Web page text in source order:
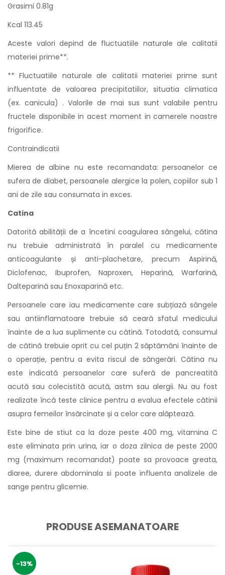
Grasimi 0.81g
Kcal 113.45
Aceste valori depind de fluctuatiile naturale ale calitatii
materiei prime**.
** Fluctuatiile naturale ale calitatii materiei prime sunt
influentate de valoarea precipitatiilor, situatia climatica
(ex. canicula) . Valorile de mai sus sunt valabile pentru
fructele disponibile in acest moment in camerele noastre
frigorifice.
Contraindicatii
Mierea de albine nu este recomandata: persoanelor ce
sufera de diabet, persoanele alergice la polen, copiilor sub 1
ani de zile sau consumata in exces.
Catina
Datorită abilității de a încetini coagularea sângelui, cătina
nu trebuie administrată în paralel cu medicamente
anticoagulante și anti-plachetare, precum Aspirină,
Diclofenac, Ibuprofen, Naproxen, Heparină, Warfarină,
Dalteparină sau Enoxaparină etc.
Persoanele care iau medicamente care subțiază sângele
sau antiinflamatoare trebuie să ceară sfatul medicului
înainte de a lua suplimente cu cătină. Totodată, consumul
de cătină trebuie oprit cu cel puțin 2 săptămâni înainte de
o operație, pentru a evita riscul de sângerări. Cătina nu
este indicată persoanelor care suferă de pancreatită
acută sau colecistită acută, astm sau alergii. Nu au fost
realizate încă teste clinice pentru a evalua efectele cătinii
asupra femeilor însărcinate și a celor care alăptează.
Este bine de stiut ca la doze peste 400 mg, vitamina C
este eliminata prin urina, iar o doza zilnica de peste 2000
mg (maximum recomandat) poate sa provoace greata,
diaree, durere abdominala si poate influenta analizele de
sange pentru glicemie.
PRODUSE ASEMANATOARE
-13%